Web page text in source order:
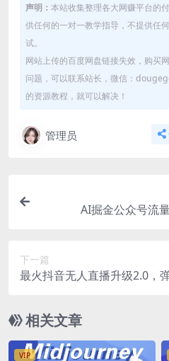
声明： 本站收集整理各大网赚平台的
供任何的一对一教学指导，不提供任
试。
网站上传的百度网盘链接失效，购买
问题，可以联系站长，微信：
的资源教程，就可以解决！
管理员
AI掘金公众号流
下一篇
最火抖音无人直播升级2.0，
相关文章
VIP